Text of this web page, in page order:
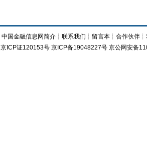
中国金融信息网简介 ┊联系我们 ┊ 留言本 ┊合作伙伴 ┊
京ICP证120153号 京ICP备19048227号 京公网安备